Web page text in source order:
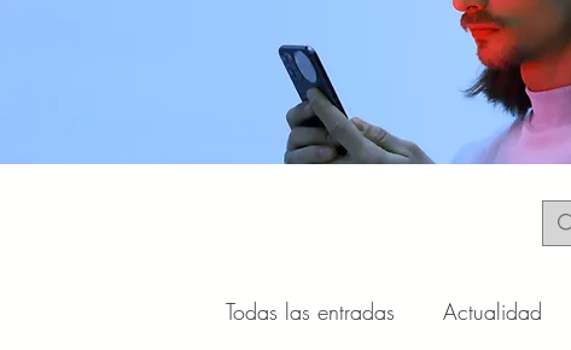
Todas las entradas Actualidad